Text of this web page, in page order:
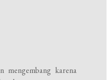
mengembang karena